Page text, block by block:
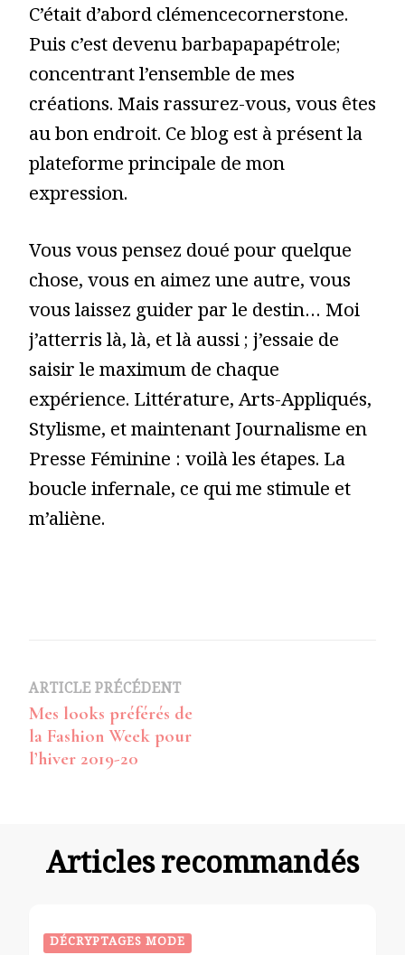
C’était d’abord clémencecornerstone.
Puis c’est devenu barbapapapétrole;
concentrant l’ensemble de mes
créations. Mais rassurez-vous, vous êtes
au bon endroit. Ce blog est à présent la
plateforme principale de mon
expression.
Vous vous pensez doué pour quelque
chose, vous en aimez une autre, vous
vous laissez guider par le destin… Moi
j’atterris là, là, et là aussi ; j’essaie de
saisir le maximum de chaque
expérience. Littérature, Arts-Appliqués,
Stylisme, et maintenant Journalisme en
Presse Féminine : voilà les étapes. La
boucle infernale, ce qui me stimule et
m’aliène.
Navigation
d’article
ARTICLE PRÉCÉDENT
Mes looks préférés de
la Fashion Week pour
l’hiver 2019-20
Articles recommandés
DÉCRYPTAGES MODE